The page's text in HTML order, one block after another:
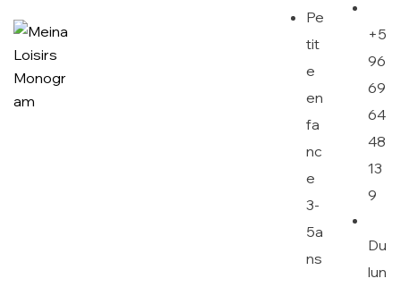
Pe
tit
e
en
fa
nc
e
3-
5a
ns
+5
96
69
64
48
13
9
Du
lun